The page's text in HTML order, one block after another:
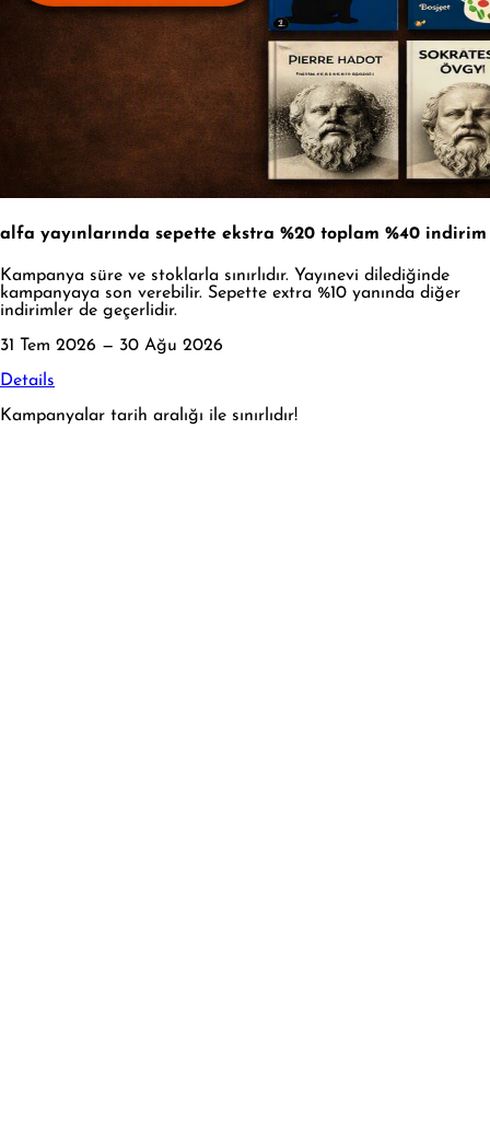
alfa yayınlarında sepette ekstra %20 toplam %40 indirim
Kampanya süre ve stoklarla sınırlıdır. Yayınevi dilediğinde
kampanyaya son verebilir. Sepette extra %10 yanında diğer
indirimler de geçerlidir.
31 Tem 2026 — 30 Ağu 2026
Details
Kampanyalar tarih aralığı ile sınırlıdır!